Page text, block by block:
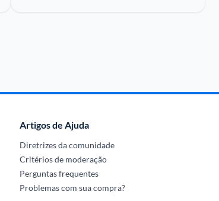
Artigos de Ajuda
Diretrizes da comunidade
Critérios de moderação
Perguntas frequentes
Problemas com sua compra?